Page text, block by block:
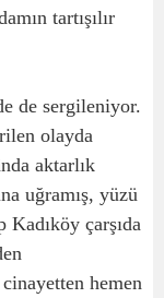
tartışılır
de sergileniyor.
olayda
aktarlık
uğramış, yüzü
Kadıköy çarşıda
hemen